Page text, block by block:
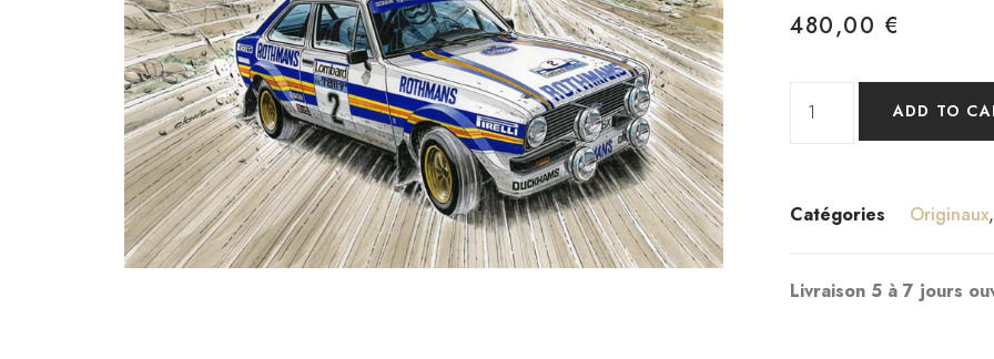
480,00€
ADD TO
Catégories Originaux
Livraison 5 à 7 jours